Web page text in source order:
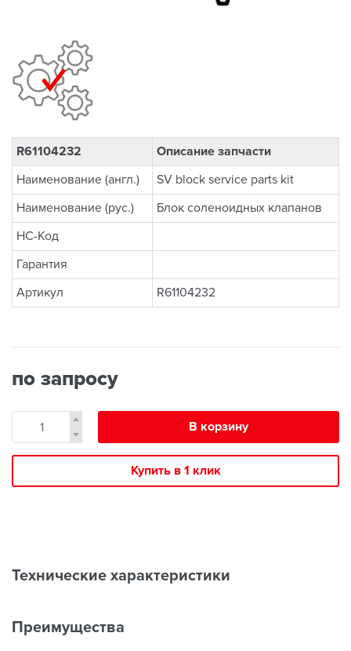
R61104232
Описание запчасти
Наименование (англ.)
SV block service parts kit
Наименование (рус.)
Блок соленоидных клапанов
НС-Код
Гарантия
Артикул
R61104232
по запросу
В корзину
Купить в 1 клик
Технические характеристики
Преимущества